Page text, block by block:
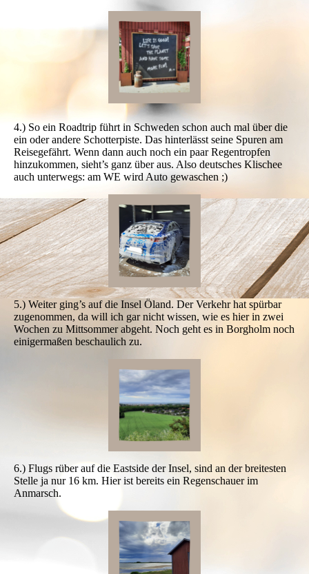
4.) So ein Roadtrip führt in Schweden schon auch mal über die
ein oder andere Schotterpiste. Das hinterlässt seine Spuren am
Reisegefährt. Wenn dann auch noch ein paar Regentropfen
hinzukommen, sieht’s ganz über aus. Also deutsches Klischee
auch unterwegs: am WE wird Auto gewaschen ;)
5.) Weiter ging’s auf die Insel Öland. Der Verkehr hat spürbar
zugenommen, da will ich gar nicht wissen, wie es hier in zwei
Wochen zu Mittsommer abgeht. Noch geht es in Borgholm noch
einigermaßen beschaulich zu.
6.) Flugs rüber auf die Eastside der Insel, sind an der breitesten
Stelle ja nur 16 km. Hier ist bereits ein Regenschauer im
Anmarsch.